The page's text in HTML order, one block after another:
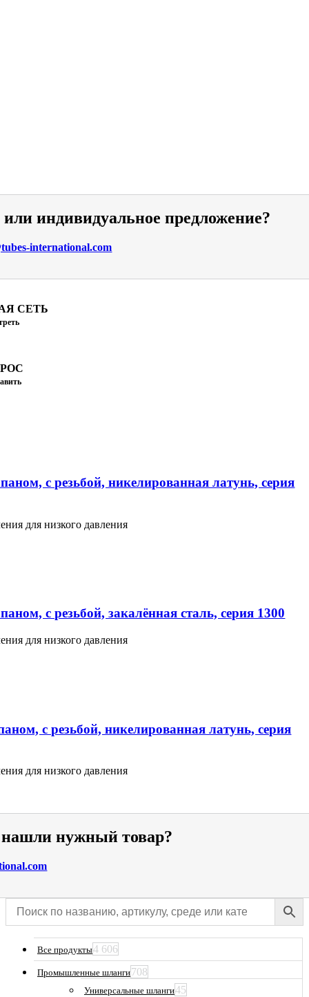
индивидуальное предложение?
international.com
СЕТЬ
с резьбой, никелированная латунь, серия
для низкого давления
с резьбой, закалённая сталь, серия 1300
для низкого давления
с резьбой, никелированная латунь, серия
для низкого давления
нужный товар?
Все продукты4 606
Промышленные шланги708
Универсальные шланги45